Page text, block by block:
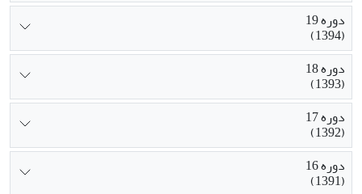
دوره 19
(1394)
دوره 18
(1393)
دوره 17
(1392)
دوره 16
(1391)